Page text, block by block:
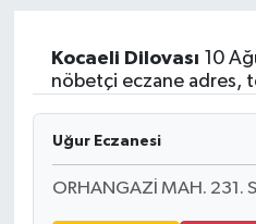
Kocaeli Dilovası 10
nöbetçi eczane adres,
Uğur Eczanesi
ORHANGAZİ MAH. 231.
EĞİTİM
İLÇELER
Haber Arşivi